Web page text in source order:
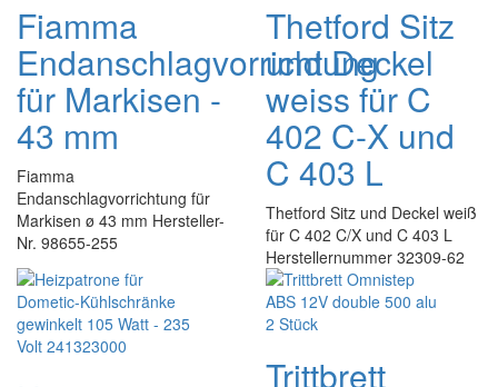
Fiamma
Endanschlagvorrichtung
für Markisen -
43 mm
Fiamma
Endanschlagvorrichtung für
Markisen ø 43 mm Hersteller-
Nr. 98655-255
Thetford Sitz
und Deckel
weiss für C
402 C-X und
C 403 L
Thetford Sitz und Deckel weiß
für C 402 C/X und C 403 L
Herstellernummer 32309-62
Trittbrett